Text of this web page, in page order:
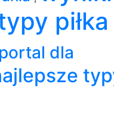
piłka
portal dla